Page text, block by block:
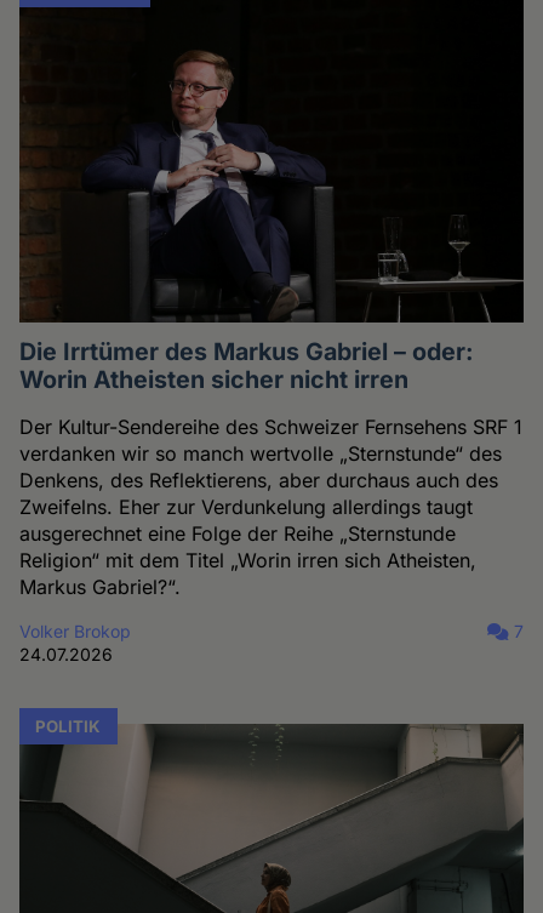
Die Irrtümer des Markus Gabriel – oder:
Worin Atheisten sicher nicht irren
Der Kultur-Sendereihe des Schweizer Fernsehens SRF 1
verdanken wir so manch wertvolle „Sternstunde“ des
Denkens, des Reflektierens, aber durchaus auch des
Zweifelns. Eher zur Verdunkelung allerdings taugt
ausgerechnet eine Folge der Reihe „Sternstunde
Religion“ mit dem Titel „Worin irren sich Atheisten,
Markus Gabriel?“.
Volker Brokop
24.07.2026
7
POLITIK